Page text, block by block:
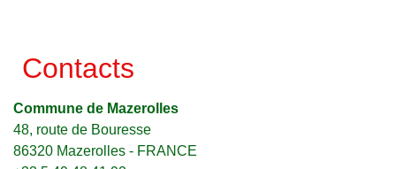
Contacts
Commune de Mazerolles
48, route de Bouresse
86320 Mazerolles - FRANCE